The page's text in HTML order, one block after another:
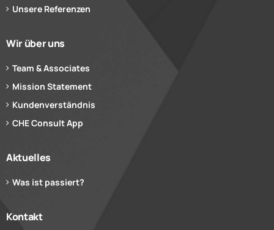
Unsere Referenzen
Wir über uns
Team & Associates
Mission Statement
Kundenverständnis
CHE Consult App
Aktuelles
Was ist passiert?
Kontakt